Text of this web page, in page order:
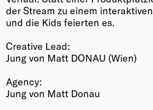
der Stream zu einem
und die Kids feierten es.
Creative Lead:
Jung von Matt DONAU (Wien)
Agency:
Jung von Matt Donau